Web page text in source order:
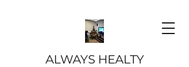
ALWAYS HEALTY